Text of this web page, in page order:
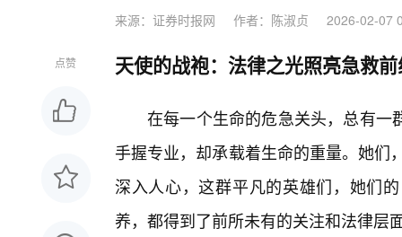
来源：证券时报网 作者：陈淑贞 2026-02-07
点赞 天使的战袍：法律之光照亮急救
在每一个生命的危急关头，总有一
手握专业，却承载着生命的重量。她们
深入人心，这群平凡的英雄们，她们
养，都得到了前所未有的关注和法律层